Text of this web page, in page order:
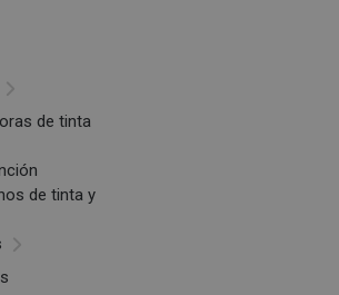
de tinta
de tinta y